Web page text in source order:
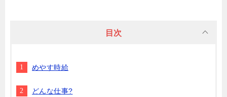
目次
めやす時給
どんな仕事?